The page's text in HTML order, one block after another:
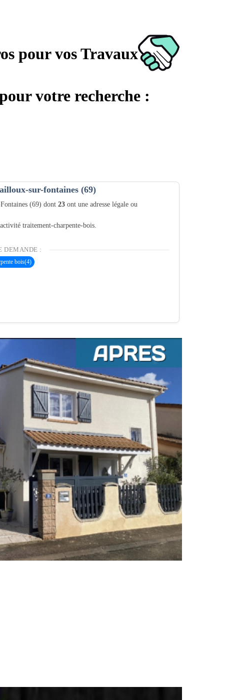
pour vos Travaux
votre recherche :
sur-fontaines (69)
(69) dont 23 ont une adresse légale ou
traitement-charpente-bois.
DEMANDE :
bois(4)